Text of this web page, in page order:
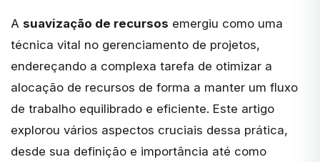
A suavização de recursos emergiu como uma
técnica vital no gerenciamento de projetos,
endereçando a complexa tarefa de otimizar a
alocação de recursos de forma a manter um fluxo
de trabalho equilibrado e eficiente. Este artigo
explorou vários aspectos cruciais dessa prática,
desde sua definição e importância até como